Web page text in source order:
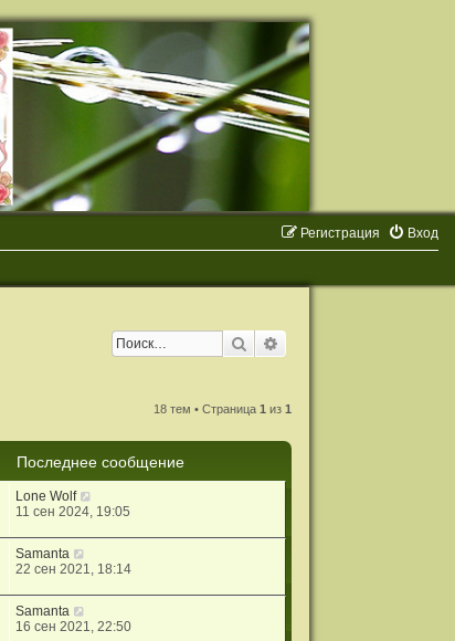
Вход
Регистрация
Поиск
18 тем • Страница1 из1
Последнее сообщение
Lone Wolf
11 сен 2024, 19:05
Samanta
22 сен 2021, 18:14
Samanta
16 сен 2021, 22:50